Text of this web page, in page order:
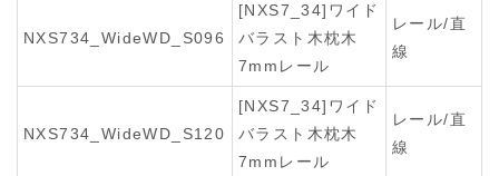
NXS734_WideWD_S096
[NXS7_34]ワイド
バラスト木枕木
7mmレール
レール/直
線
NXS734_WideWD_S120
[NXS7_34]ワイド
バラスト木枕木
7mmレール
レール/直
線